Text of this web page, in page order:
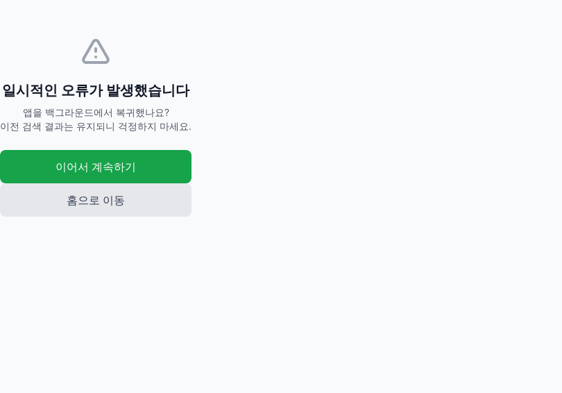
일시적인 오류가 발생했습니다
앱을 백그라운드에서 복귀했나요?
이전 검색 결과는 유지되니 걱정하지 마세요.
이어서 계속하기
홈으로 이동